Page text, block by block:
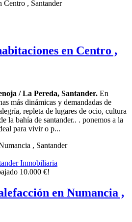
en Centro ,
/ La Pereda, Santander. En
más dinámicas y demandadas de
repleta de lugares de ocio, cultura
la bahía de santander.. . ponemos a la
para vivir o p...
10.000 €!
en Numancia ,